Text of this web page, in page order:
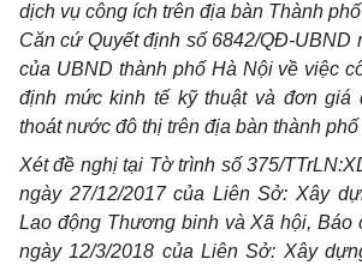
dịch vụ công ích trên địa bàn Thành
Căn cứ Quyết định số 6842/QĐ-UBND
của UBND thành phố Hà Nội về việc
định mức kinh tế kỹ thuật và đơn giá
thoát nước đô thị trên địa bàn thành
Xét đề nghị tại Tờ trình số 375/
ngày 27/12/2017 của Liên Sở: Xây
Lao động Thương binh và Xã hội, Báo
ngày 12/3/2018 của Liên Sở: Xây